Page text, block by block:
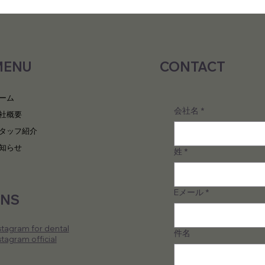
for dental
official
ム
概要
ッフ紹介
らせ
会社名 *
姓 *
Eメール *
件名
CONTACT